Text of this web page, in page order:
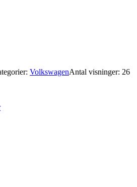
VolkswagenAntal visninger: 26